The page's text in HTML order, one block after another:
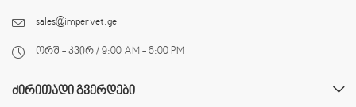
sales@impervet.ge
ორშ - კვირ / 9:00 AM - 6:00 PM
ᲫᲘᲠᲘᲗᲐᲓᲘ ᲒᲕᲔᲠᲓᲔᲑᲘ